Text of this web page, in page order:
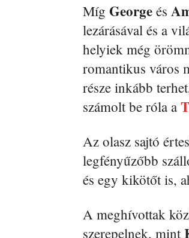
Míg George és
lezárásával és a
helyiek még
romantikus város
része inkább
számolt be róla a
Az olasz sajtó
legfényűzőbb
és egy kikötőt is,
A meghívottak
szerepelnek, mint